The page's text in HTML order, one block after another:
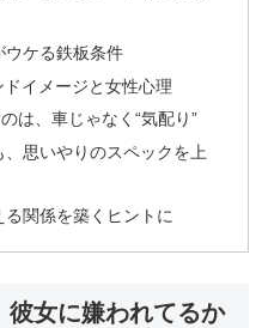
ウケる鉄板条件
イメージと女性心理
は、車じゃなく“気配り”
思いやりのスペックを上
関係を築くヒントに
彼女に嫌われてるか